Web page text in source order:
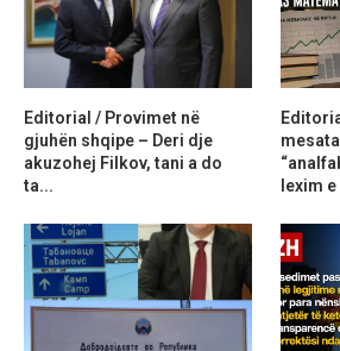
Editorial / Provimet në
gjuhën shqipe – Deri dje
akuzohej Filkov, tani a do
ta...
lexim